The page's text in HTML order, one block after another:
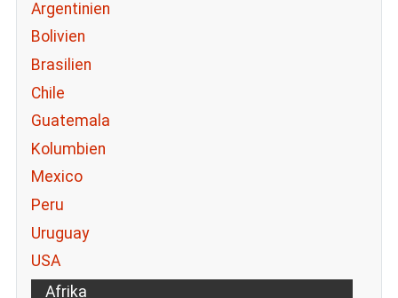
Argentinien
Bolivien
Brasilien
Chile
Guatemala
Kolumbien
Mexico
Peru
Uruguay
USA
Afrika